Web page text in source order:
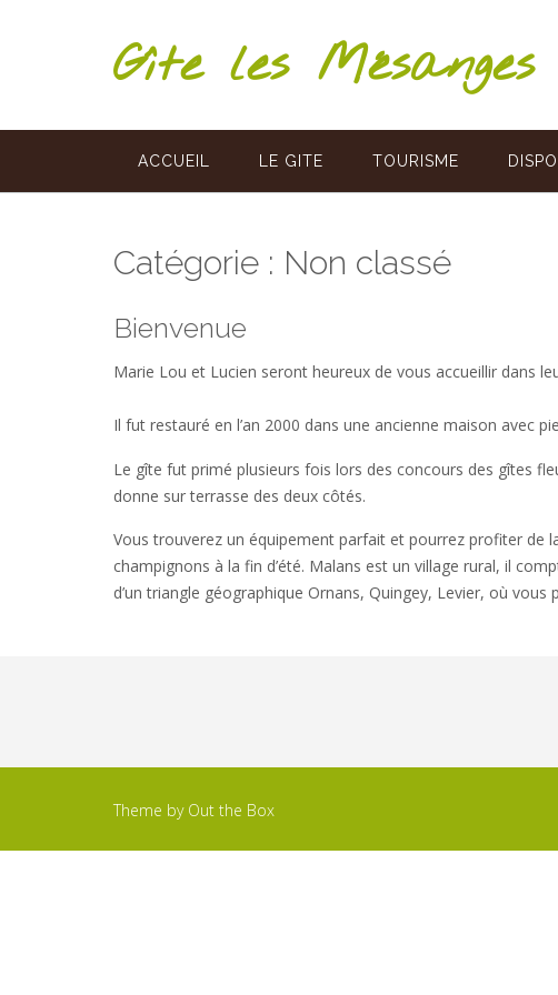
Gîte les
ACCUEIL LE GITE TOURISME
Catégorie : Non classé
Bienvenue
Marie Lou et Lucien seront heureux de vous accueillir dans
Il fut restauré en l’an 2000 dans une ancienne maison avec
Le gîte fut primé plusieurs fois lors des concours des gîtes
donne sur terrasse des deux côtés.
Vous trouverez un équipement parfait et pourrez profiter de
champignons à la fin d’été. Malans est un village rural, il
d’un triangle géographique Ornans, Quingey, Levier, où
Theme by Out the Box